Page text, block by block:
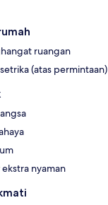
ruangan
(atas permintaan)
nyaman